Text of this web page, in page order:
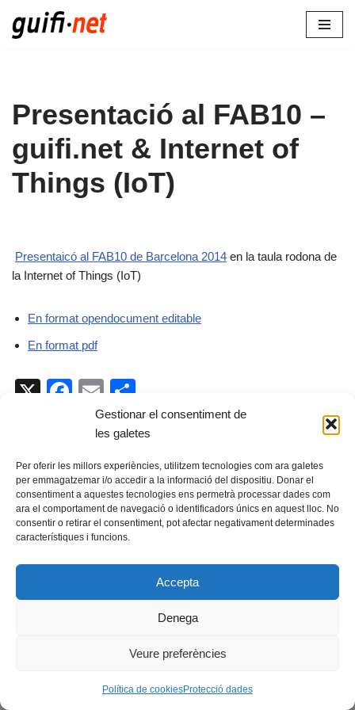
Gestionar el consentiment de
les galetes
Per oferir les millors experiències, utilitzem tecnologies com ara galetes
per emmagatzemar i/o accedir a la informació del dispositiu. Donar el
consentiment a aquestes tecnologies ens permetrà processar dades com
ara el comportament de navegació o identificadors únics en aquest lloc. No
consentir o retirar el consentiment, pot afectar negativament determinades
característiques i funcions.
Accepta
Denega
Veure preferències
Política de cookiesProtecció dades
Vés
Presentació al FAB10 –
guifi.net & Internet of
Things (IoT)
Presentaicó al FAB10 de Barcelona 2014 en la taula rodona de
la Internet of Things (IoT)
En format opendocument editable
En format pdf
X
F
e
b
o
o
k
E
m
ail
o
m
p
ar
te
© Fundació guifi.net -Privadesa i avís legal
Escoles Antigues, 08503 Gurb, fundacio@guifi.net